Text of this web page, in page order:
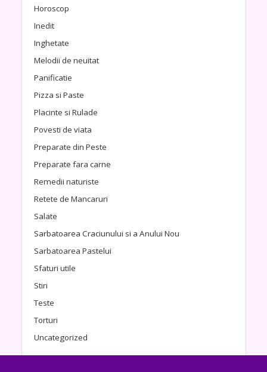
Horoscop
Inedit
Inghetate
Melodii de neuitat
Panificatie
Pizza si Paste
Placinte si Rulade
Povesti de viata
Preparate din Peste
Preparate fara carne
Remedii naturiste
Retete de Mancaruri
Salate
Sarbatoarea Craciunului si a Anului Nou
Sarbatoarea Pastelui
Sfaturi utile
Stiri
Teste
Torturi
Uncategorized